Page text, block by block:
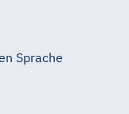
Sprache